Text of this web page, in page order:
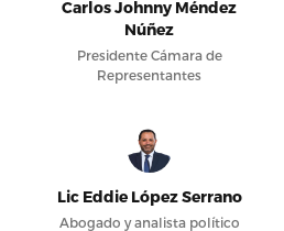
Carlos Johnny Méndez
Núñez
Presidente Cámara de
Representantes
Lic Eddie López Serrano
Abogado y analista político